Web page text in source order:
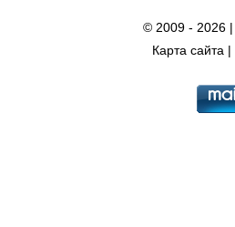
© 2009 - 2026
Карта сайта